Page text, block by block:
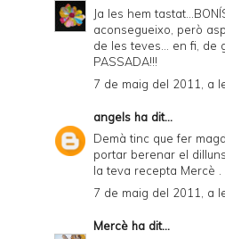
Ja les hem
aconsegueixo, però
de les teves... en fi, de
PASSADA!!!
7 de maig del 2011, a
angels ha dit...
Demà tinc que fer
portar berenar el
la teva recepta Mercè .
7 de maig del 2011, a
Mercè ha dit...